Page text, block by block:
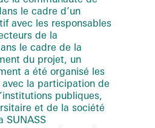
le cadre d’un
avec les responsables
de la
le cadre de la
du projet, un
a été organisé les
la participation de
publiques,
et de la société
SUNASS